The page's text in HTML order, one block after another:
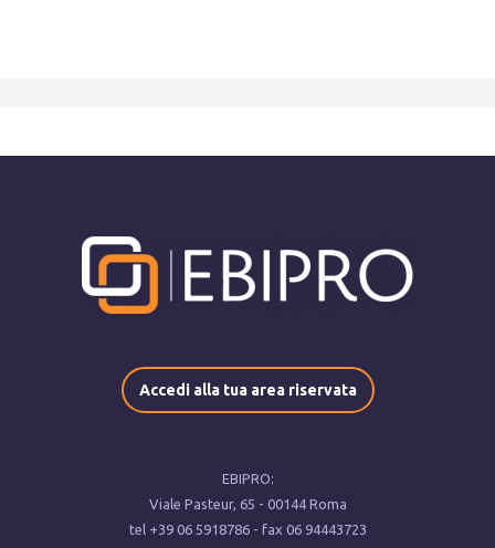
Accedi alla tua area riservata
EBIPRO:
Viale Pasteur, ‍65 - 00144 Roma
tel ‍+39 ‍06 5918786 - fax ‍06 94443723